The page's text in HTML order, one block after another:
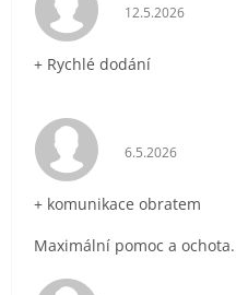
Hodnocení
12.5.2026
+ Rychlé dodání
Hodnocení
6.5.2026
+ komunikace obratem
Maximální pomoc a ochota.